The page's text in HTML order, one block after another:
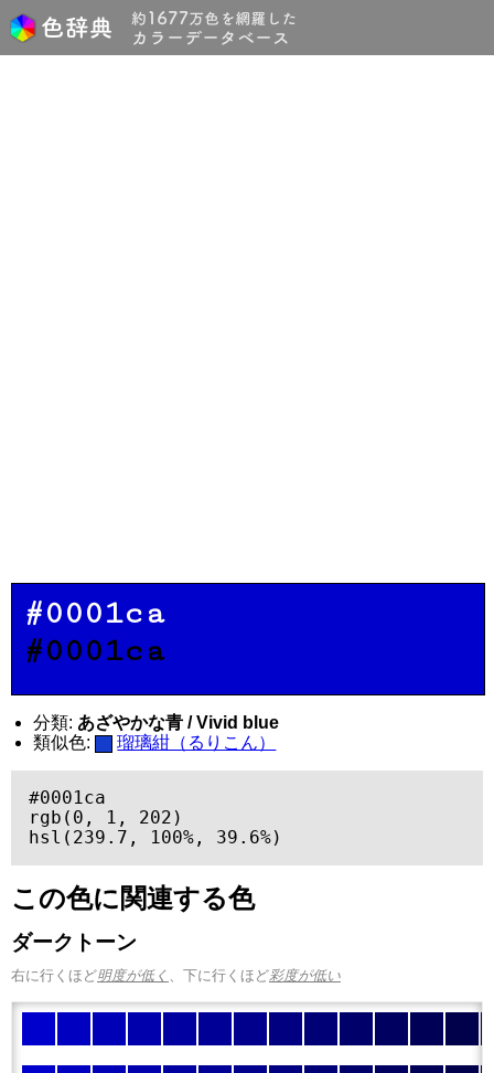
#0001ca
#0001ca
分類: あざやかな青 / Vivid blue
類似色:
瑠璃紺（るりこん）
#0001ca
rgb(0, 1, 202)
hsl(239.7, 100%, 39.6%)
この色に関連する色
ダークトーン
右に行くほど明度が低く 、下に行くほど彩度が低い